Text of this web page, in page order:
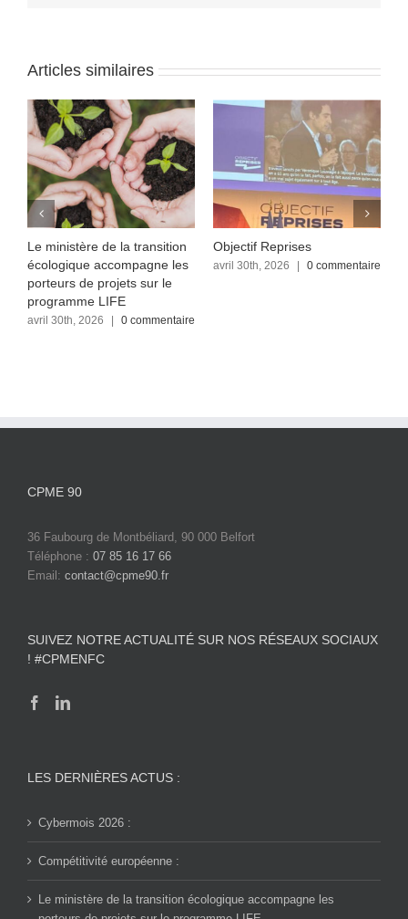
Articles similaires
Le ministère de la transition
écologique accompagne les
porteurs de projets sur le
programme LIFE
avril 30th, 2026 | 0 commentaire
Objectif Reprises
avril 30th, 2026 | 0 commentaire
CPME 90
36 Faubourg de Montbéliard, 90 000 Belfort
Téléphone : 07 85 16 17 66
Email: contact@cpme90.fr
SUIVEZ NOTRE ACTUALITÉ SUR NOS RÉSEAUX SOCIAUX
! #CPMENFC
LES DERNIÈRES ACTUS :
Cybermois 2026 :
Compétitivité européenne :
Le ministère de la transition écologique accompagne les